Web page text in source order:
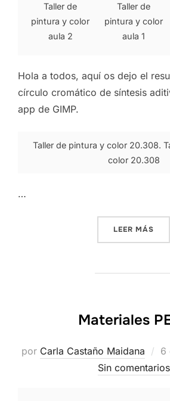
Taller de
pintura y color
aula 2
Taller de
pintura y color
aula 1
Hola a todos, aquí os dejo el
círculo cromático de síntesis
app de GIMP.
Taller de pintura y color 20.308.
color 20.308
…
LEER MÁS
Materiales
por Carla Castaño Maidana
el
6
Sin comentarios